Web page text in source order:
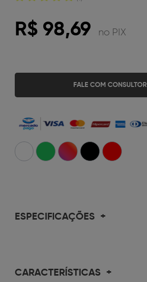
R$ 98,69 no PIX
FALE COM CONSULTOR
ESPECIFICAÇÕES +
CARACTERÍSTICAS +